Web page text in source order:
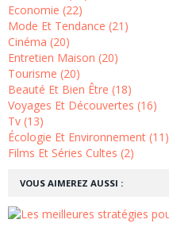
VOUS AIMEREZ AUSSI :
Economie (22)
Mode Et Tendance (21)
Cinéma (20)
Entretien Maison (20)
Tourisme (20)
Beauté Et Bien Être (18)
Voyages Et Découvertes (16)
Tv (13)
Écologie Et Environnement (11)
Films Et Séries Cultes (2)